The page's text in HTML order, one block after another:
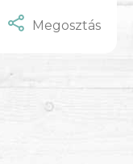
Megosztás